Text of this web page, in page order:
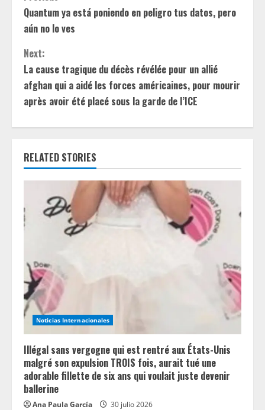
o
n
t
i
n
u
e
e
d
i
n
g
Quantum ya está poniendo en peligro tus datos, pero
aún no lo ves
Next:
La cause tragique du décès révélée pour un allié
afghan qui a aidé les forces américaines, pour mourir
après avoir été placé sous la garde de l’ICE
RELATED STORIES
Noticias Internacionales
Illégal sans vergogne qui est rentré aux États-Unis
malgré son expulsion TROIS fois, aurait tué une
adorable fillette de six ans qui voulait juste devenir
ballerine
Ana Paula García 30 julio 2026